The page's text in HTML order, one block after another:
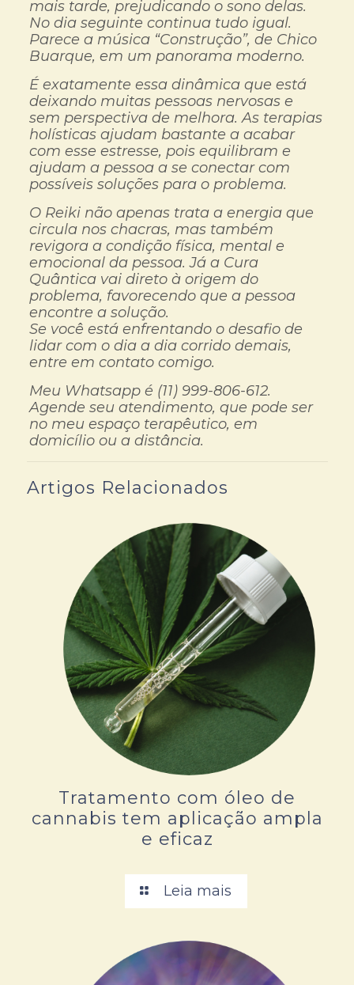
mais tarde, prejudicando o sono delas.
No dia seguinte continua tudo igual.
Parece a música “Construção”, de Chico
Buarque, em um panorama moderno.
É exatamente essa dinâmica que está
deixando muitas pessoas nervosas e
sem perspectiva de melhora. As terapias
holísticas ajudam bastante a acabar
com esse estresse, pois equilibram e
ajudam a pessoa a se conectar com
possíveis soluções para o problema.
O Reiki não apenas trata a energia que
circula nos chacras, mas também
revigora a condição física, mental e
emocional da pessoa. Já a Cura
Quântica vai direto à origem do
problema, favorecendo que a pessoa
encontre a solução.
Se você está enfrentando o desafio de
lidar com o dia a dia corrido demais,
entre em contato comigo.
Meu Whatsapp é (11) 999-806-612.
Agende seu atendimento, que pode ser
no meu espaço terapêutico, em
domicílio ou a distância.
Artigos Relacionados
Tratamento com óleo de
cannabis tem aplicação ampla
e eficaz
Leia mais